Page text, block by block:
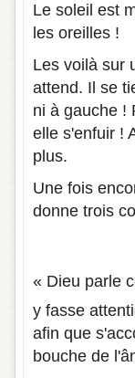
Le soleil est
les oreilles !
Les voilà sur
attend. Il se
ni à gauche !
elle s'enfuir !
plus.
Une fois
donne trois
« Dieu parle
y fasse
afin que
bouche de